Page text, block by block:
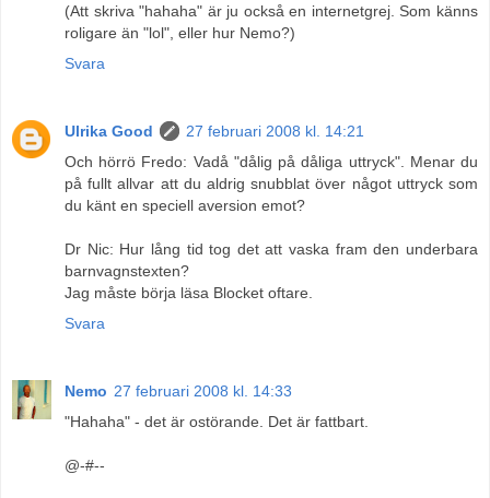
(Att skriva "hahaha" är ju också en internetgrej. Som känns
roligare än "lol", eller hur Nemo?)
Svara
Ulrika Good
27 februari 2008 kl. 14:21
Och hörrö Fredo: Vadå "dålig på dåliga uttryck". Menar du
på fullt allvar att du aldrig snubblat över något uttryck som
du känt en speciell aversion emot?
Dr Nic: Hur lång tid tog det att vaska fram den underbara
barnvagnstexten?
Jag måste börja läsa Blocket oftare.
Svara
Nemo 27 februari 2008 kl. 14:33
"Hahaha" - det är ostörande. Det är fattbart.
@-#--